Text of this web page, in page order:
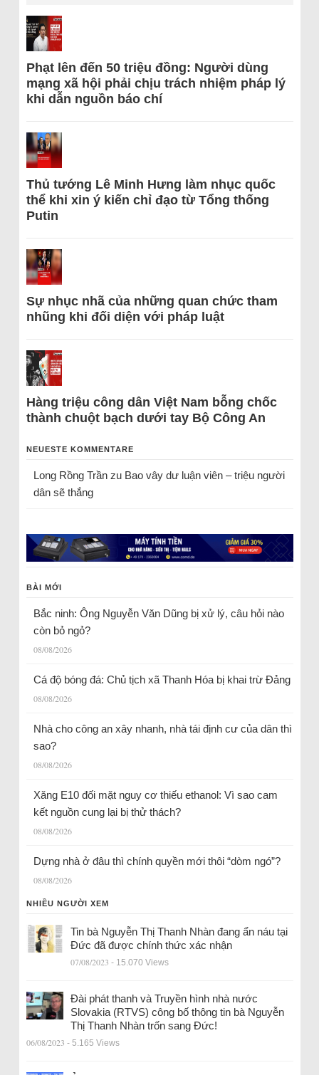
Phạt lên đến 50 triệu đồng: Người dùng
mạng xã hội phải chịu trách nhiệm pháp lý
khi dẫn nguồn báo chí
Thủ tướng Lê Minh Hưng làm nhục quốc
thể khi xin ý kiến chỉ đạo từ Tổng thống
Putin
Sự nhục nhã của những quan chức tham
nhũng khi đối diện với pháp luật
Hàng triệu công dân Việt Nam bỗng chốc
thành chuột bạch dưới tay Bộ Công An
NEUESTE KOMMENTARE
Long Rồng Trầnzu Bao vây dư luận viên – triệu người
dân sẽ thắng
BÀI MỚI
Bắc ninh: Ông Nguyễn Văn Dũng bị xử lý, câu hỏi nào
còn bỏ ngỏ?
08/08/2026
Cá độ bóng đá: Chủ tịch xã Thanh Hóa bị khai trừ Đảng
08/08/2026
Nhà cho công an xây nhanh, nhà tái định cư của dân thì
sao?
08/08/2026
Xăng E10 đối mặt nguy cơ thiếu ethanol: Vì sao cam
kết nguồn cung lại bị thử thách?
08/08/2026
Dựng nhà ở đâu thì chính quyền mới thôi “dòm ngó”?
08/08/2026
NHIỀU NGƯỜI XEM
Tin bà Nguyễn Thị Thanh Nhàn đang ẩn náu tại
Đức đã được chính thức xác nhận
07/08/2023 - 15.070 Views
Đài phát thanh và Truyền hình nhà nước
Slovakia (RTVS) công bố thông tin bà Nguyễn
Thị Thanh Nhàn trốn sang Đức!
06/08/2023 - 5.165 Views